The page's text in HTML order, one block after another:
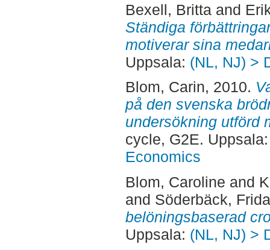
Bexell, Britta and
Ständiga
motiverar sina
Uppsala: (NL, NJ) >
Blom, Carin, 2010.
på den svenska
undersökning utförd
cycle, G2E.
Economics
Blom, Caroline and
and Söderbäck, Frida
belöningsbaserad
Uppsala: (NL, NJ) >